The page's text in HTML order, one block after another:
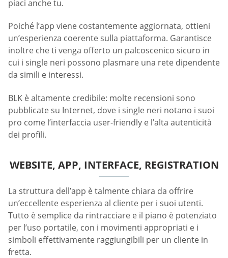
piaci anche tu.
Poiché l’app viene costantemente aggiornata, ottieni
un’esperienza coerente sulla piattaforma. Garantisce
inoltre che ti venga offerto un palcoscenico sicuro in
cui i single neri possono plasmare una rete dipendente
da simili e interessi.
BLK è altamente credibile: molte recensioni sono
pubblicate su Internet, dove i single neri notano i suoi
pro come l’interfaccia user-friendly e l’alta autenticità
dei profili.
WEBSITE, APP, INTERFACE, REGISTRATION
La struttura dell’app è talmente chiara da offrire
un’eccellente esperienza al cliente per i suoi utenti.
Tutto è semplice da rintracciare e il piano è potenziato
per l’uso portatile, con i movimenti appropriati e i
simboli effettivamente raggiungibili per un cliente in
fretta.